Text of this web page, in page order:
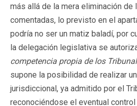
más allá de la mera eliminación de
comentadas, lo previsto en el
podría no ser un matiz baladí, por
la delegación legislativa se
competencia propia de los
supone la posibilidad de realizar
jurisdiccional, ya admitido por el
reconociéndose el eventual